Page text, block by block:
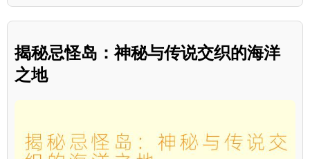
揭秘忌怪岛：神秘与传说交织的海洋
之地